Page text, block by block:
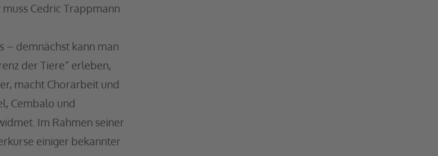
Cedric Trappmann
– demnächst kann man
der Tiere“ erleben,
macht Chorarbeit und
Cembalo und
Im Rahmen seiner
einiger bekannter